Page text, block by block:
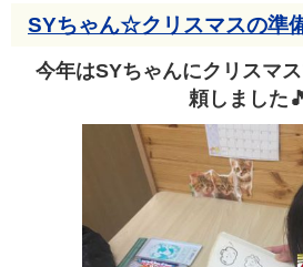
SYちゃん☆クリスマスの準
今年はSYちゃんにクリスマ
頼しました🎵